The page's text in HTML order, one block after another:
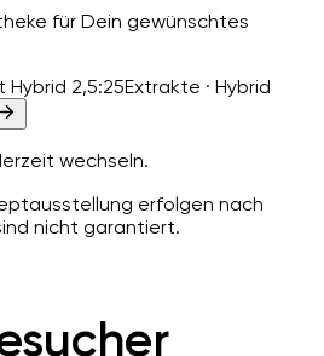
für Dein gewünschtes
Hybrid 2,5:25Extrakte · Hybrid
wechseln.
erfolgen nach
nicht garantiert.